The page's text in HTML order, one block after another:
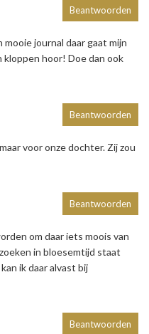
journal daar gaat mijn
hoor! Doe dan ook
Beantwoorden
voor onze dochter. Zij zou
Beantwoorden
om daar iets moois van
in bloesemtijd staat
ik daar alvast bij
Beantwoorden
Beantwoorden